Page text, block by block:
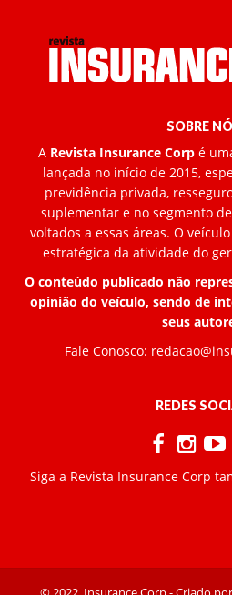
SOBRE
A Revista Insurance Corp é
lançada no início de 2015,
previdência privada,
suplementar e no segmento
voltados a essas áreas. O
estratégica da atividade do
O conteúdo publicado não
opinião do veículo, sendo de
seus
Fale Conosco:
REDES
Siga a Revista Insurance Corp